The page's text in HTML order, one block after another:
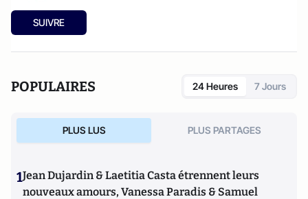
SUIVRE
POPULAIRES 24 Heures 7 Jours
PLUS LUS PLUS PARTAGES
1Jean Dujardin & Laetitia Casta étrennent leurs
nouveaux amours, Vanessa Paradis & Samuel